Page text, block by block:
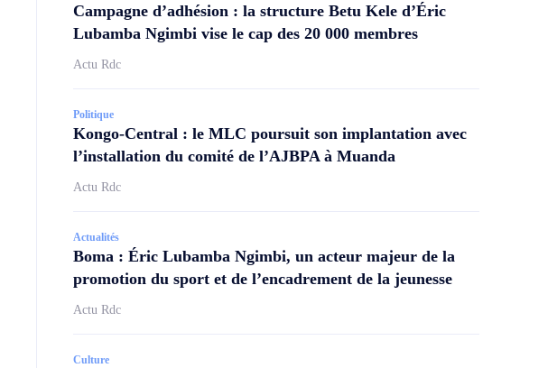
Campagne d’adhésion : la structure Betu Kele d’Éric
Lubamba Ngimbi vise le cap des 20 000 membres
Actu Rdc
Politique
Kongo-Central : le MLC poursuit son implantation avec
l’installation du comité de l’AJBPA à Muanda
Actu Rdc
Actualités
Boma : Éric Lubamba Ngimbi, un acteur majeur de la
promotion du sport et de l’encadrement de la jeunesse
Actu Rdc
Culture